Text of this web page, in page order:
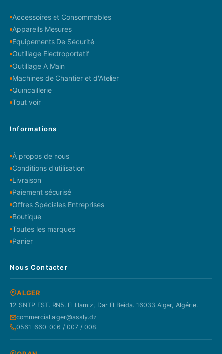
Accessoires et Consommables
Appareils Mesures
Equipements De Sécurité
Outillage Electroportatif
Outillage A Main
Machines de Chantier et d'Atelier
Quincaillerie
Tout voir
Informations
À propos de nous
Conditions d'utilisation
Livraison
Paiement sécurisé
Offres Spéciales Entreprises
Boutique
Toutes les marques
Panier
Nous Contacter
ALGER
12 SNTP EST. RN5. El Hamiz, Dar El Beida. 16033 Alger, Algérie.
commercial.alger@assly.dz
0561-660-006 / 007 / 008